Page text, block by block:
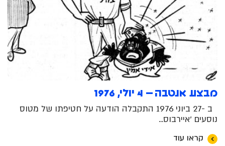
מבצע אנטבה – 4 יולי , 1976
ב -27 ביוני 1976 התקבלה הודעה על חטיפתו של מטוס
נוסעים 'איירבוס...
קראו עוד